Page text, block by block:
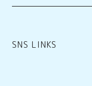
SNS LINKS